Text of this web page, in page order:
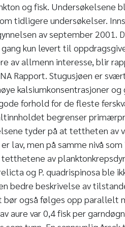
og fisk. Undersøkelsene
tidligere undersøkelser.
av september 2001.
kun levert til
av allmenn interesse, blir
Rapport. Stugusjøen er
kalsiumkonsentrasjoner
forhold for de fleste
begrenser
tyder på at tettheten av
lav, men på samme nivå
av planktonkrepsdyr
og P. quadrispinosa ble
bedre beskrivelse av
bør også følges opp parallelt
aure var 0,4 fisk per